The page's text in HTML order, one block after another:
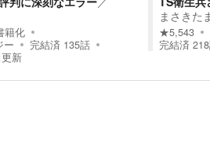
籍化
ー
完結済 135話
更新
まさきた
★5,543
完結済 218